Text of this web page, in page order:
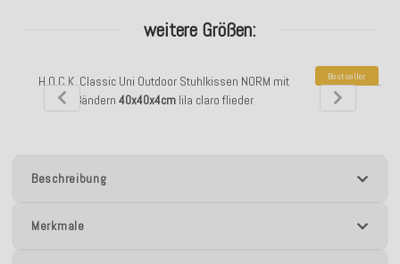
weitere Größen:
H.O.C.K. Classic Uni Outdoor Stuhlkissen NORM mit
Bändern 40x40x4cmlila claro flieder
Bestseller
H.O.C.K.
Beschreibung
Merkmale